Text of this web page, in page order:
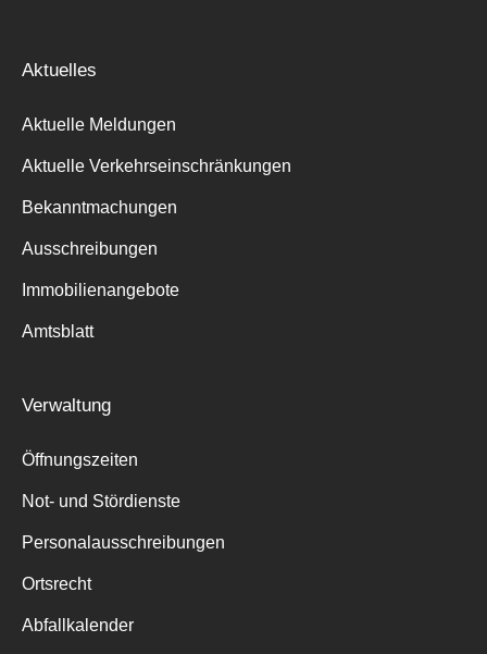
Aktuelles
Aktuelle Meldungen
Aktuelle Verkehrseinschränkungen
Bekanntmachungen
Ausschreibungen
Immobilienangebote
Amtsblatt
Verwaltung
Öffnungszeiten
Not- und Stördienste
Personalausschreibungen
Ortsrecht
Abfallkalender